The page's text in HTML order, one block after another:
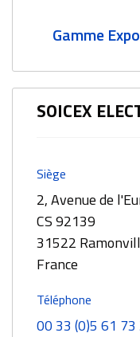
Gamme
SOICEX
Siège
2, Avenue de
CS 92139
31522
France
Téléphone
00 33 (0)5 61